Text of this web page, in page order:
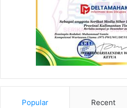
Popular Recent